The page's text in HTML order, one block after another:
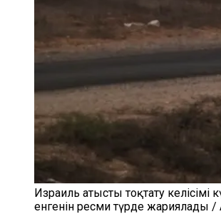
Израиль атысты тоқтату келісімі
енгенін ресми түрде жариялады /